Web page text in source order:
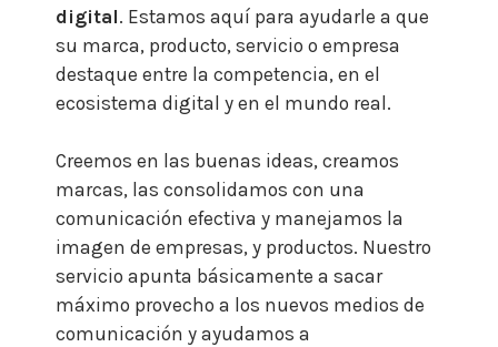
digital. Estamos aquí para ayudarle a que
su marca, producto, servicio o empresa
destaque entre la competencia, en el
ecosistema digital y en el mundo real.
Creemos en las buenas ideas, creamos
marcas, las consolidamos con una
comunicación efectiva y manejamos la
imagen de empresas, y productos. Nuestro
servicio apunta básicamente a sacar
máximo provecho a los nuevos medios de
comunicación y ayudamos a